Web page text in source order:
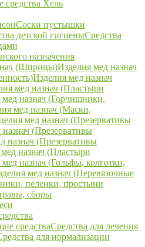
средства Хель
Соски пустышки
детской гигиеныСредства
назначения
(Шприцы)Изделия мед назнач
Изделия мед назнач
мед назнач (Пластыри
мед назнач (Горчишники,
мед назнач (Маски,
мед назнач (Презервативы
(Презервативы
назнач (Презервативы
назнач (Пластыри
назнач (Гольфы, колготки,
мед назнач (Перевязочные
пеленки, простыни
сборы
средстваСредства для лечения
для нормализации